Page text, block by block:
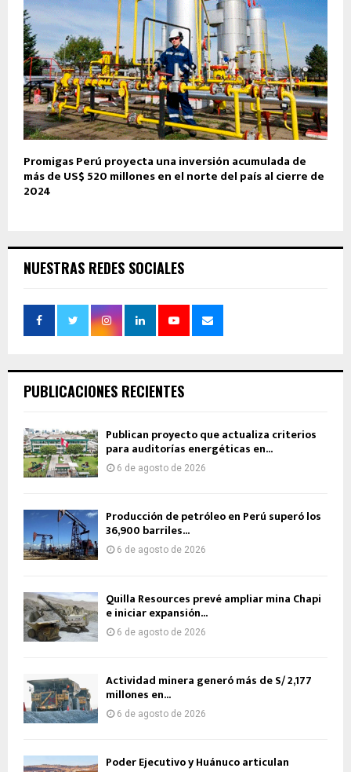
Promigas Perú proyecta una inversión acumulada de
más de US$ 520 millones en el norte del país al cierre de
2024
NUESTRAS REDES SOCIALES
PUBLICACIONES RECIENTES
Publican proyecto que actualiza criterios
para auditorías energéticas en...
6 de agosto de 2026
Producción de petróleo en Perú superó los
36,900 barriles...
6 de agosto de 2026
Quilla Resources prevé ampliar mina Chapi
e iniciar expansión...
6 de agosto de 2026
Actividad minera generó más de S/ 2,177
millones en...
6 de agosto de 2026
Poder Ejecutivo y Huánuco articulan